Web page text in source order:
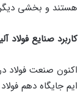
هستند و بخشی دیگر
کاربرد صنایع فولاد
اکنون صنعت فولاد
ایم جایگاه دهم